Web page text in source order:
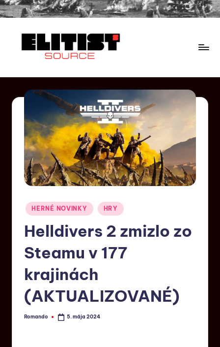
HERNÉ NOVINKY HRY
Helldivers 2 zmizlo zo
Steamu v 177
krajinách
(AKTUALIZOVANÉ)
Romando 5. mája 2024